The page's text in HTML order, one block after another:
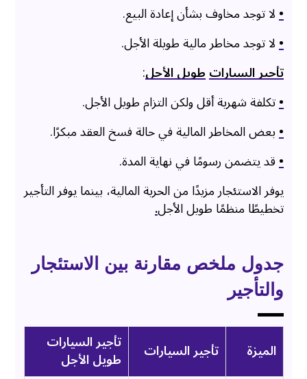
•لا توجد مخاوف بشأن إعادة البيع.
•لا توجد مخاطر مالية طويلة الأجل.
تأجير السياراتطويل الأجل:
•تكلفة شهرية أقل ولكن التزام طويل الأجل.
•بعض المخاطر المالية في حالة فسخ العقد مبكرًا.
•قد يتضمن رسومًا في نهاية المدة.
يوفر الاستئجار مزيدًا من الحرية المالية، بينما يوفر التأجير
تخطيطًا منظمًا طويل الأجل.
جدول ملخص مقارنة بين الاستئجار
والتأجير
الميزة تأجير السيارات تأجير السيارات
طويل الأجل